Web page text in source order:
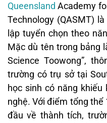
Queensland Academy
Technology (QASMT)
lập tuyển chọn theo
Mặc dù tên trong bảng
Science Toowong”,
trường có trụ sở tại
học sinh có năng khiếu
nghệ. Với điểm tổng
đầu về thành tích,